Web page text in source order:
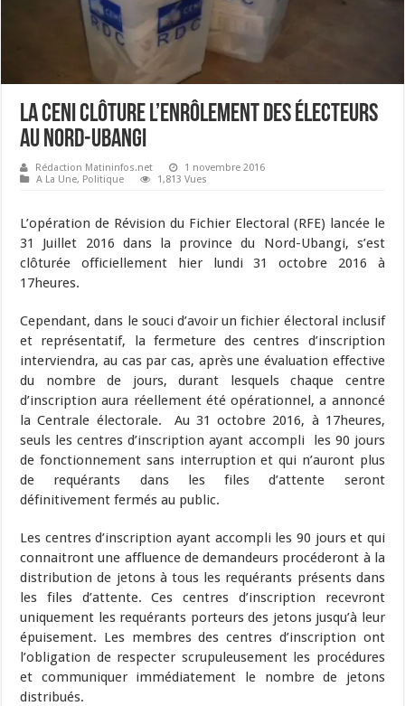
La Ceni clôture l’enrôlement des électeurs
au nord-ubangi
Rédaction Matininfos.net
1 novembre 2016
A La Une, Politique 1,813 Vues
L’opération de Révision du Fichier Electoral (RFE) lancée le
31 Juillet 2016 dans la province du Nord-Ubangi, s’est
clôturée officiellement hier lundi 31 octobre 2016 à
17heures.
Cependant, dans le souci d’avoir un fichier électoral inclusif
et représentatif, la fermeture des centres d’inscription
interviendra, au cas par cas, après une évaluation effective
du nombre de jours, durant lesquels chaque centre
d’inscription aura réellement été opérationnel, a annoncé
la Centrale électorale. Au 31 octobre 2016, à 17heures,
seuls les centres d’inscription ayant accompli les 90 jours
de fonctionnement sans interruption et qui n’auront plus
de requérants dans les files d’attente seront
définitivement fermés au public.
Les centres d’inscription ayant accompli les 90 jours et qui
connaitront une affluence de demandeurs procéderont à la
distribution de jetons à tous les requérants présents dans
les files d’attente. Ces centres d’inscription recevront
uniquement les requérants porteurs des jetons jusqu’à leur
épuisement. Les membres des centres d’inscription ont
l’obligation de respecter scrupuleusement les procédures
et communiquer immédiatement le nombre de jetons
distribués.